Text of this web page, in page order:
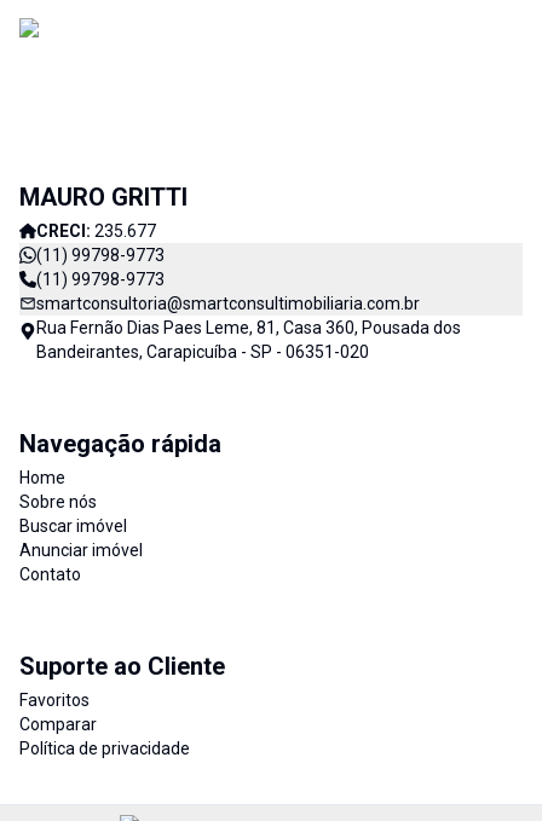
MAURO GRITTI
CRECI: 235.677
(11) 99798-9773
(11) 99798-9773
smartconsultoria@smartconsultimobiliaria.com.br
Rua Fernão Dias Paes Leme, 81, Casa 360, Pousada dos
Bandeirantes, Carapicuíba - SP - 06351-020
Navegação rápida
Home
Sobre nós
Buscar imóvel
Anunciar imóvel
Contato
Suporte ao Cliente
Favoritos
Comparar
Política de privacidade